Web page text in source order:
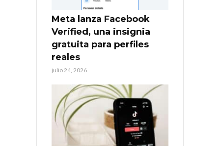
Meta lanza Facebook
Verified, una insignia
gratuita para perfiles
reales
julio 24, 2026